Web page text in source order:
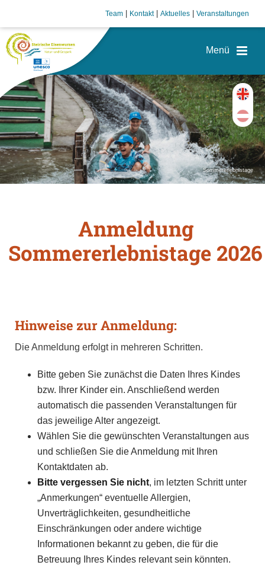
Team Kontakt| Aktuelles Veranstaltungen
Sommererlebnistage
Anmeldung
Sommererlebnistage 2026
Hinweise zur Anmeldung:
Die Anmeldung erfolgt in mehreren Schritten.
Bitte geben Sie zunächst die Daten Ihres Kindes
bzw. Ihrer Kinder ein. Anschließend werden
automatisch die passenden Veranstaltungen für
das jeweilige Alter angezeigt.
Wählen Sie die gewünschten Veranstaltungen aus
und schließen Sie die Anmeldung mit Ihren
Kontaktdaten ab.
Bitte vergessen Sie nicht, im letzten Schritt unter
„Anmerkungen“ eventuelle Allergien,
Unverträglichkeiten, gesundheitliche
Einschränkungen oder andere wichtige
Informationen bekannt zu geben, die für die
Betreuung Ihres Kindes relevant sein könnten.